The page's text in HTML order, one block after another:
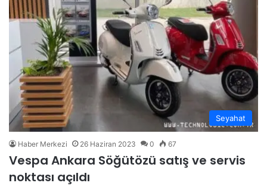
Seyahat
Haber Merkezi 26 Haziran 2023 0 67
Vespa Ankara Söğütözü satış ve servis
noktası açıldı